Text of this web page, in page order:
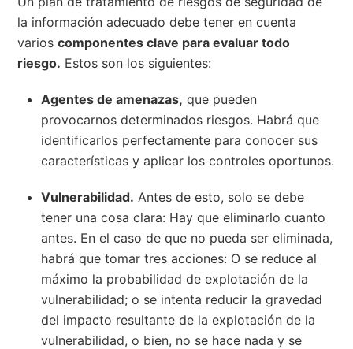
la información adecuado debe tener en cuenta
varioscomponentes clave para evaluar todo
riesgo. Estos son los siguientes:
Agentes de amenazas, que pueden
provocarnos determinados riesgos. Habrá que
identificarlos perfectamente para conocer sus
características y aplicar los controles oportunos.
Vulnerabilidad. Antes de esto, solo se debe
tener una cosa clara: Hay que eliminarlo cuanto
antes. En el caso de que no pueda ser eliminada,
habrá que tomar tres acciones: O se reduce al
máximo la probabilidad de explotación de la
vulnerabilidad; o se intenta reducir la gravedad
del impacto resultante de la explotación de la
vulnerabilidad, o bien, no se hace nada y se